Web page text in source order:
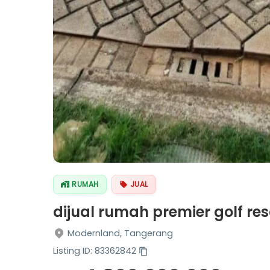
RUMAH JUAL
dijual rumah premier golf
Modernland, Tangerang
Listing ID: 83362842